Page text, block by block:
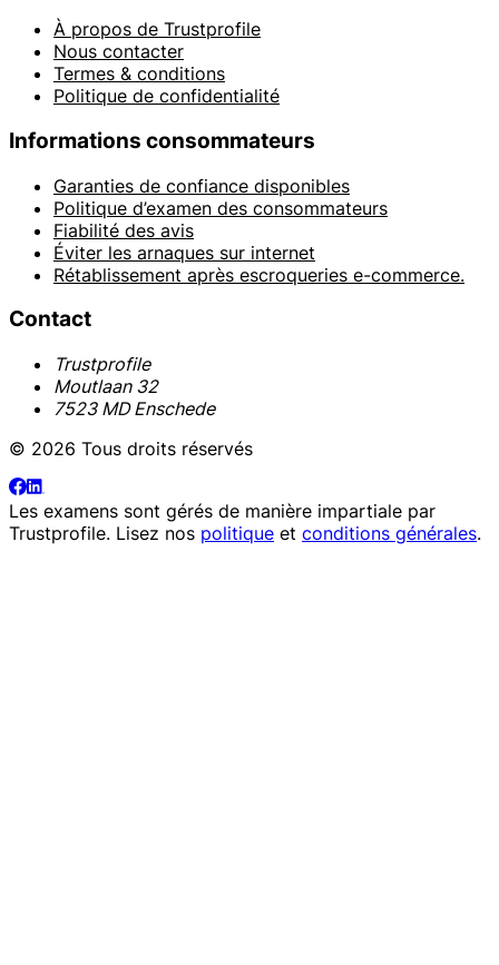
À propos de Trustprofile
Nous contacter
Termes & conditions
Politique de confidentialité
Informations consommateurs
Garanties de confiance disponibles
Politique d’examen des consommateurs
Fiabilité des avis
Éviter les arnaques sur internet
Rétablissement après escroqueries e-commerce.
Contact
Trustprofile
Moutlaan 32
7523 MD Enschede
© 2026 Tous droits réservés
Les examens sont gérés de manière impartiale par
Trustprofile. Lisez nos politique et conditions générales.